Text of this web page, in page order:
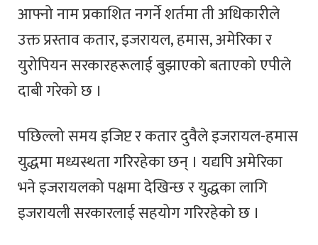
आफ्नो नाम प्रकाशित नगर्ने शर्तमा ती अधिकारीले
उक्त प्रस्ताव कतार, इजरायल, हमास, अमेरिका र
युरोपियन सरकारहरूलाई बुझाएको बताएको एपीले
दाबी गरेको छ ।
पछिल्लो समय इजिप्ट र कतार दुवैले इजरायल-हमास
युद्धमा मध्यस्थता गरिरहेका छन् । यद्यपि अमेरिका
भने इजरायलको पक्षमा देखिन्छ र युद्धका लागि
इजरायली सरकारलाई सहयोग गरिरहेको छ ।